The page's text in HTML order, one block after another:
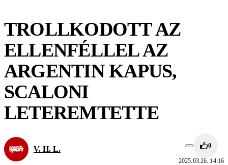
TROLLKODOTT AZ
ELLENFÉLLEL AZ
ARGENTIN KAPUS,
SCALONI
LETEREMTETTE
V. H. L. 0
2025.03.26. 14:16